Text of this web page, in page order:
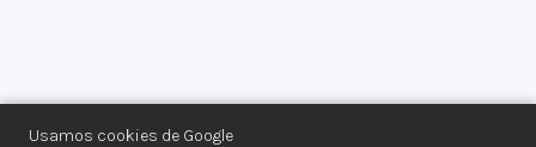
Usamos cookies de Google